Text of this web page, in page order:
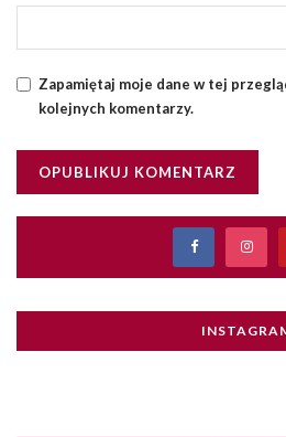
Zapamiętaj moje dane w tej
kolejnych komentarzy.